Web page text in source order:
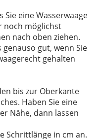
Sie eine Wasserwaage
noch möglichst
nach oben ziehen.
gut, wenn Sie
gehalten
bis zur Oberkante
Haben Sie eine
Nähe, dann lassen
Schrittlänge in cm an.